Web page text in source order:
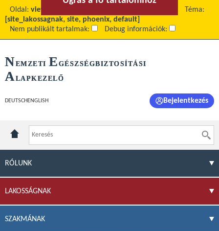
Oldal: view
Téma:
[site_lakossagnak, site, phoenix, default]
Nem publikált tartalmak:
Debug információk:
NEMZETI E GÉSZSÉGBIZTOSÍTÁSI
ALAPKEZELŐ
DEUTSCH ENGLISH Bejelentkezés
RÓLUNK
LAKOSSÁGNAK
SZAKMÁNAK